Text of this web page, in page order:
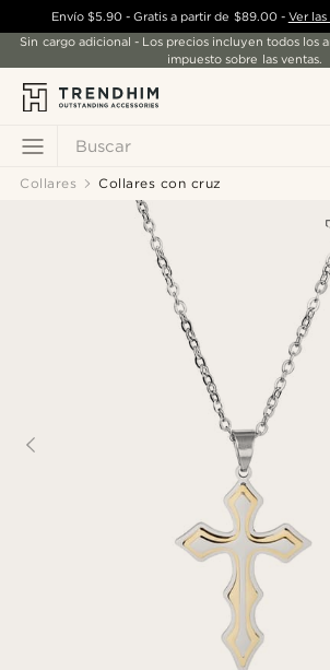
Buscar
Envío $5.90- Gratis a partir de $89.00- Ver
Sin cargo adicional - Los precios incluyen todos los
impuesto sobre las ventas.
Collares Collares con cruz